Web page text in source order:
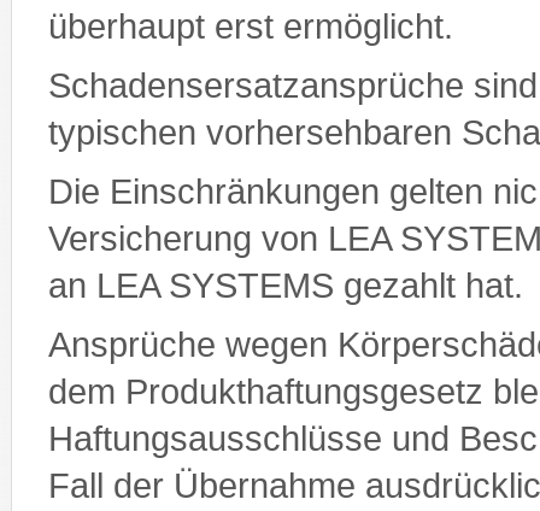
überhaupt erst ermöglicht.
Schadensersatzansprüche
typischen vorhersehbaren
Die Einschränkungen gelten
Versicherung von LEA
an LEA SYSTEMS gezahlt hat.
Ansprüche wegen
dem Produkthaftungsgesetz
Haftungsausschlüsse und
Fall der Übernahme